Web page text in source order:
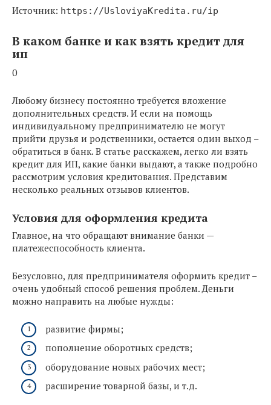
Источник: https://UsloviyaKredita.ru/ip
В каком банке и как взять кредит для
ип
0
Любому бизнесу постоянно требуется вложение
дополнительных средств. И если на помощь
индивидуальному предпринимателю не могут
прийти друзья и родственники, остается один выход –
обратиться в банк. В статье расскажем, легко ли взять
кредит для ИП, какие банки выдают, а также подробно
рассмотрим условия кредитования. Представим
несколько реальных отзывов клиентов.
Условия для оформления кредита
Главное, на что обращают внимание банки —
платежеспособность клиента.
Безусловно, для предпринимателя оформить кредит –
очень удобный способ решения проблем. Деньги
можно направить на любые нужды:
развитие фирмы;
пополнение оборотных средств;
оборудование новых рабочих мест;
расширение товарной базы, и т.д.